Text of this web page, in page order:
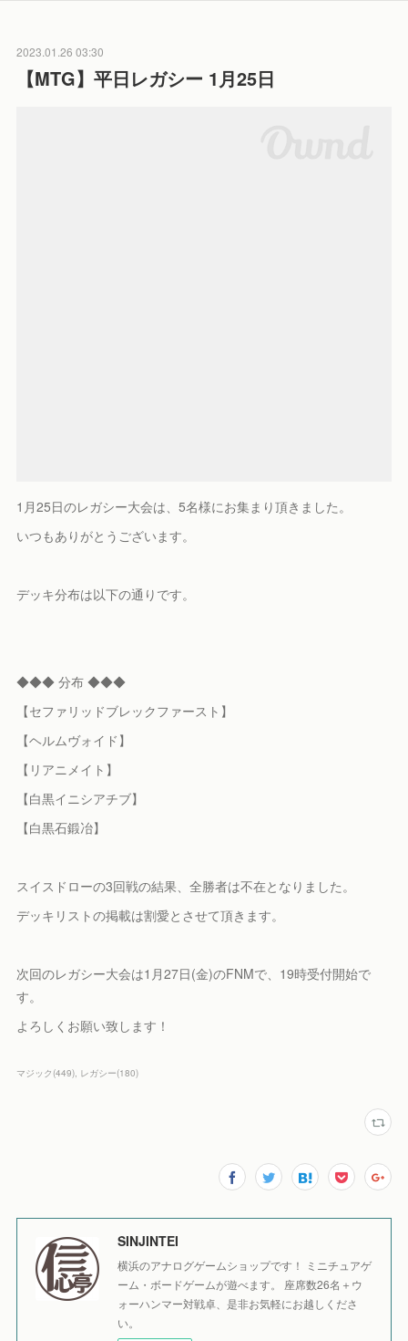
2023.01.26 03:30
【MTG】平日レガシー 1月25日
1月25日のレガシー大会は、5名様にお集まり頂きました。
いつもありがとうございます。
デッキ分布は以下の通りです。
◆◆◆ 分布 ◆◆◆
【セファリッドブレックファースト】
【ヘルムヴォイド】
【リアニメイト】
【白黒イニシアチブ】
【白黒石鍛冶】
スイスドローの3回戦の結果、全勝者は不在となりました。
デッキリストの掲載は割愛とさせて頂きます。
次回のレガシー大会は1月27日(金)のFNMで、19時受付開始で
す。
よろしくお願い致します！
マジック (449) レガシー(180)
SINJINTEI
横浜のアナログゲームショップです！ ミニチュアゲ
ーム・ボードゲームが遊べます。 座席数26名＋ウ
ォーハンマー対戦卓、是非お気軽にお越しくださ
い。